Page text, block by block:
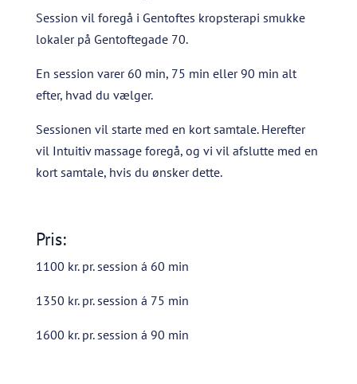
Session vil foregå i Gentoftes kropsterapi smukke
lokaler på Gentoftegade 70.
En session varer 60 min, 75 min eller 90 min alt
efter, hvad du vælger.
Sessionen vil starte med en kort samtale. Herefter
vil Intuitiv massage foregå, og vi vil afslutte med en
kort samtale, hvis du ønsker dette.
Pris:
1100 kr. pr. session á 60 min
1350 kr. pr. session á 75 min
1600 kr. pr. session á 90 min